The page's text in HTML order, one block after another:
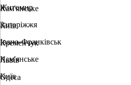
Кам'янське
Київ
Кременчук
Львів
Одеса
Житомир
Запоріжжя
Івано-Франківськ
Кам'янське
Київ